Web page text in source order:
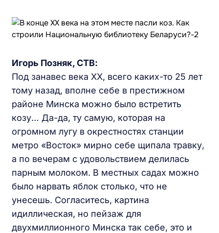
Игорь Позняк, СТВ:
Под занавес века ХХ, всего каких-то 25 лет
тому назад, вполне себе в престижном
районе Минска можно было встретить
козу… Да-да, ту самую, которая на
огромном лугу в окрестностях станции
метро «Восток» мирно себе щипала травку,
а по вечерам с удовольствием делилась
парным молоком. В местных садах можно
было нарвать яблок столько, что не
унесешь. Согласитесь, картина
идиллическая, но пейзаж для
двухмиллионного Минска так себе, это и